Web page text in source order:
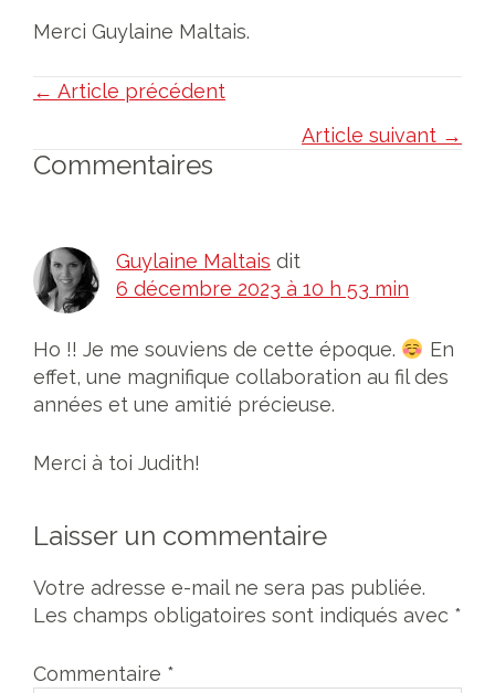
Merci Guylaine Maltais.
Posts
← Article précédent
Article suivant →
Interactions
Commentaires
Guylaine Maltais dit
6 décembre 2023 à 10 h 53 min
Ho !! Je me souviens de cette époque.
En
effet, une magnifique collaboration au fil des
années et une amitié précieuse.
Merci à toi Judith!
Laisser un commentaire
Votre adresse e-mail ne sera pas publiée.
Les champs obligatoires sont indiqués avec *
Commentaire *